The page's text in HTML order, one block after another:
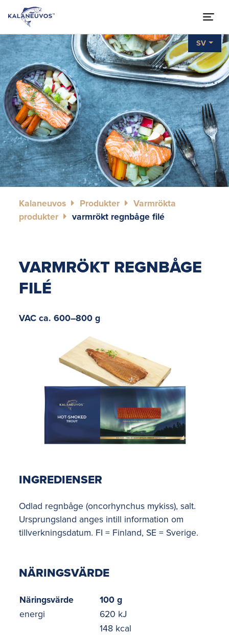
SV
Kalaneuvos Produkter
Varmrökta
produkter
varmrökt regnbåge filé
VARMRÖKT REGNBÅGE
FILÉ
VAC ca. 600–800 g
INGREDIENSER
Odlad regnbåge (oncorhynchus mykiss), salt.
Ursprungsland anges intill information om
tillverkningsdatum. FI = Finland, SE = Sverige.
NÄRINGSVÄRDE
Näringsvärde
100 g
energi
620 kJ
148 kcal